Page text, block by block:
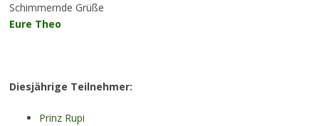
Schimmernde Grüße
Eure Theo
Diesjährige Teilnehmer:
Prinz Rupi